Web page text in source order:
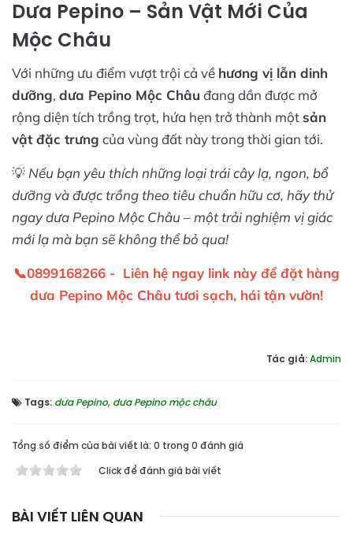
Dưa Pepino – Sản Vật Mới Của
Mộc Châu
Với những ưu điểm vượt trội cả về hương vị lẫn dinh
dưỡng, dưa Pepino Mộc Châu đang dần được mở
rộng diện tích trồng trọt, hứa hẹn trở thành một sản
vật đặc trưng của vùng đất này trong thời gian tới.
💡 Nếu bạn yêu thích những loại trái cây lạ, ngon, bổ
dưỡng và được trồng theo tiêu chuẩn hữu cơ, hãy thử
ngay dưa Pepino Mộc Châu – một trải nghiệm vị giác
mới lạ mà bạn sẽ không thể bỏ qua!
📞0899168266 - Liên hệ ngay link này để đặt hàng
dưa Pepino Mộc Châu tươi sạch, hái tận vườn!
Tác giả:Admin
Tags: dưa Pepino, dưa Pepino mộc châu
Tổng số điểm của bài viết là: 0 trong 0 đánh giá
Click để đánh giá bài viết
BÀI VIẾT LIÊN QUAN